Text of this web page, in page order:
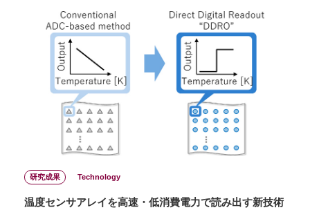
研究成果 Technology
温度センサアレイを高速・低消費電力で読み出す新技術